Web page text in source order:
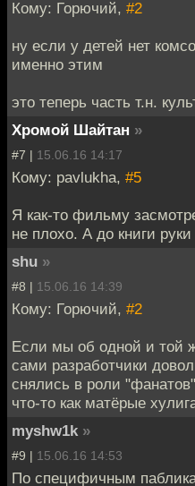
Кому: Горючий, #2
ну если у детей нет
именно этим
это теперь часть т.н.
Хромой Шайтан »
#7 | 15.06.16 14:17
Кому: pavlukha, #5
Я как-то фильму
не плохо. А до книги
shu »
#8 | 15.06.16 14:39
Кому: Горючий, #2
Если мы об одной и той
сами разработчики
снялись в роли
что-то как матёрые
myshw1k »
#9 | 15.06.16 14:53
По специфичным